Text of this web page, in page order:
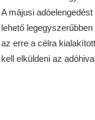
A májusi
lehető
az erre a célra
kell elküldeni az